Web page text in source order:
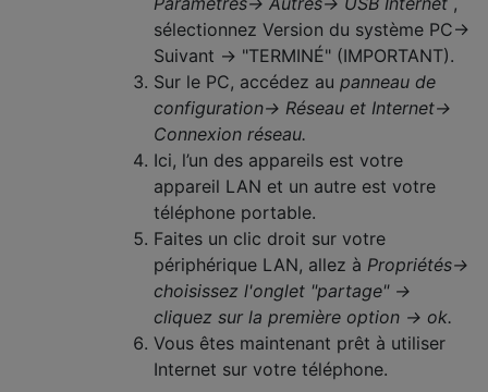
sélectionnez Version du système PC->
Suivant -> "TERMINÉ" (IMPORTANT).
Sur le PC, accédez au panneau de
configuration-> Réseau et Internet->
Connexion réseau.
Ici, l’un des appareils est votre
appareil LAN et un autre est votre
téléphone portable.
Faites un clic droit sur votre
périphérique LAN, allez à Propriétés->
choisissez l'onglet "partage" ->
cliquez sur la première option -> ok.
Vous êtes maintenant prêt à utiliser
Internet sur votre téléphone.